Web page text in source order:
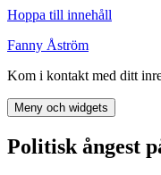
Hoppa till innehåll
Fanny Åström
Kom i kontakt med ditt
Meny och widgets
Politisk ångest